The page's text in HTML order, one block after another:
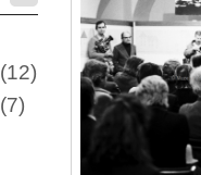
(12)
(7)